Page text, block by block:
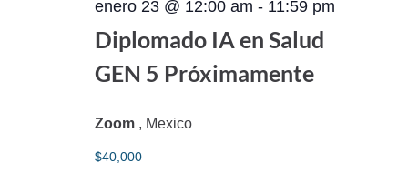
enero 23 @ 12:00 am - 11:59 pm
Diplomado IA en Salud
GEN 5 Próximamente
Zoom , Mexico
$40,000